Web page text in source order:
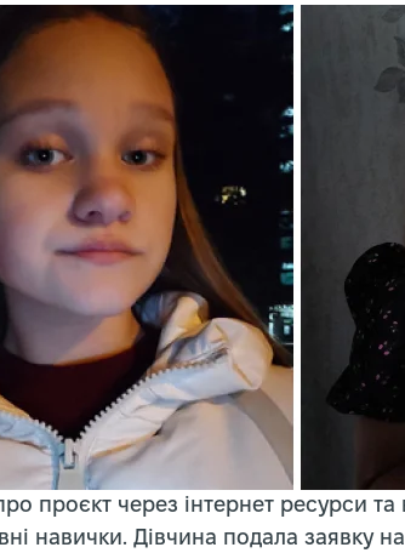
проєкт через інтернет ресурси
навички. Дівчина подала заявку